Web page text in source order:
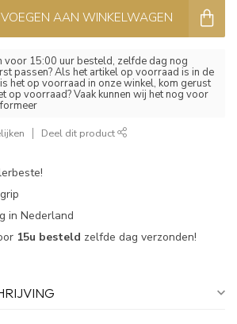
AAN WINKELWAGEN
voor 15:00 uur besteld, zelfde dag nog
passen? Als het artikel op voorraad is in de
het op voorraad in onze winkel, kom gerust
op voorraad? Vaak kunnen wij het nog voor
Deel dit product
in Nederland
15u besteld zelfde dag verzonden!